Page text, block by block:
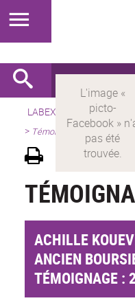
LABEX > LABEX MILYON
> Témoignages d'alumni
ACHILLE
ANCIEN
TÉMOIGNAGE :